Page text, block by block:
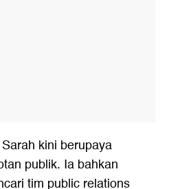
kini berupaya
publik. Ia bahkan
tim public relations